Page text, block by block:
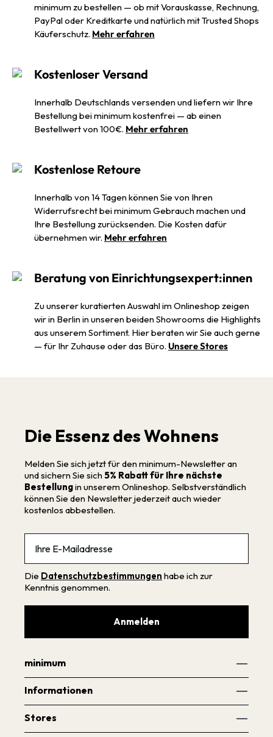
minimum zu bestellen — ob mit Vorauskasse, Rechnung,
PayPal oder Kreditkarte und natürlich mit Trusted Shops
Käuferschutz. Mehr erfahren
Kostenloser Versand
Innerhalb Deutschlands versenden und liefern wir Ihre
Bestellung bei minimum kostenfrei — ab einen
Bestellwert von 100€. Mehr erfahren
Kostenlose Retoure
Innerhalb von 14 Tagen können Sie von Ihren
Widerrufsrecht bei minimum Gebrauch machen und
Ihre Bestellung zurücksenden. Die Kosten dafür
übernehmen wir. Mehr erfahren
Beratung von Einrichtungsexpert:innen
Zu unserer kuratierten Auswahl im Onlineshop zeigen
wir in Berlin in unseren beiden Showrooms die Highlights
aus unserem Sortiment. Hier beraten wir Sie auch gerne
— für Ihr Zuhause oder das Büro. Unsere Stores
Die Essenz des Wohnens
Melden Sie sich jetzt für den minimum-Newsletter an
und sichern Sie sich 5% Rabatt für Ihre nächste
Bestellungin unserem Onlineshop. Selbstverständlich
können Sie den Newsletter jederzeit auch wieder
kostenlos abbestellen.
Die Datenschutzbestimmungen habe ich zur
Kenntnis genommen.
Anmelden
minimum
Informationen
Stores